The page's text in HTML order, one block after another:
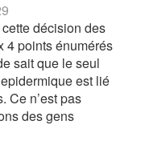
décision des
4 points énumérés
sait que le seul
est lié
Ce n’est pas
des gens